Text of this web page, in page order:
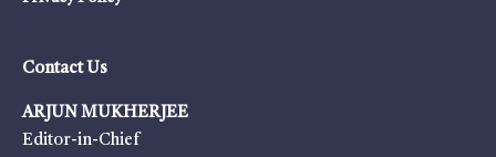
Contact Us
ARJUN MUKHERJEE
Editor-in-Chief